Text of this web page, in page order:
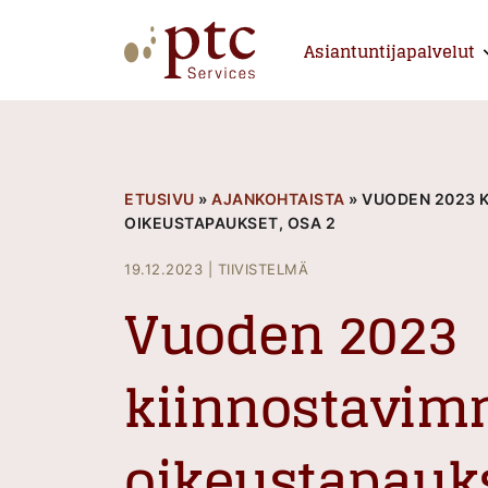
Asiantuntijapalvelut
ETUSIVU » AJANKOHTAISTA » VUODEN 2023
OIKEUSTAPAUKSET, OSA 2
19.12.2023 TIIVISTELMÄ
Vuoden 2023